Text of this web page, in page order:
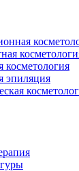
косметология
эпиляция